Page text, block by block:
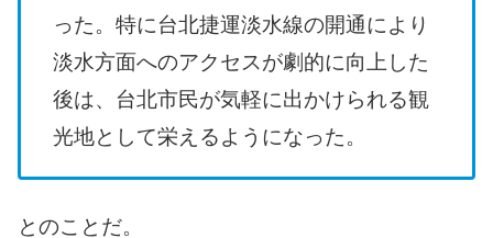
った。特に台北捷運淡水線の開通により
淡水方面へのアクセスが劇的に向上した
後は、台北市民が気軽に出かけられる観
光地として栄えるようになった。
とのことだ。